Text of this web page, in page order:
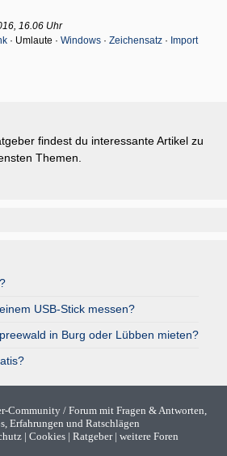
16.06 Uhr
· Umlaute · Windows · Zeichensatz · Import
findest du interessante Artikel zu
Themen.
USB-Stick messen?
in Burg oder Lübben mieten?
Community / Forum mit Fragen & Antworten,
Erfahrungen und Ratschlägen
| Cookies | Ratgeber| weitere Foren